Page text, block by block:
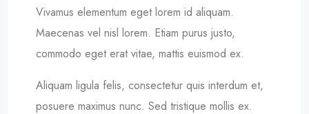
Vivamus elementum eget lorem id aliquam.
Maecenas vel nisl lorem. Etiam purus justo,
commodo eget erat vitae, mattis euismod ex.
Aliquam ligula felis, consectetur quis interdum et,
posuere maximus nunc. Sed tristique mollis ex.